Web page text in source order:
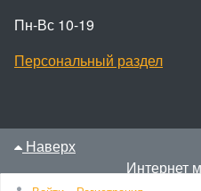
Пн-Вс 10-19
Персональный раздел
Наверх
Интернет